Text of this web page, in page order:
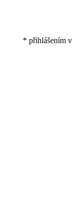
* přihlášením